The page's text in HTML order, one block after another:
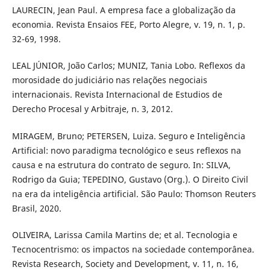
LAURECIN, Jean Paul. A empresa face a globalização da
economia. Revista Ensaios FEE, Porto Alegre, v. 19, n. 1, p.
32-69, 1998.
LEAL JÚNIOR, João Carlos; MUNIZ, Tania Lobo. Reflexos da
morosidade do judiciário nas relações negociais
internacionais. Revista Internacional de Estudios de
Derecho Procesal y Arbitraje, n. 3, 2012.
MIRAGEM, Bruno; PETERSEN, Luiza. Seguro e Inteligência
Artificial: novo paradigma tecnológico e seus reflexos na
causa e na estrutura do contrato de seguro. In: SILVA,
Rodrigo da Guia; TEPEDINO, Gustavo (Org.). O Direito Civil
na era da inteligência artificial. São Paulo: Thomson Reuters
Brasil, 2020.
OLIVEIRA, Larissa Camila Martins de; et al. Tecnologia e
Tecnocentrismo: os impactos na sociedade contemporânea.
Revista Research, Society and Development, v. 11, n. 16,